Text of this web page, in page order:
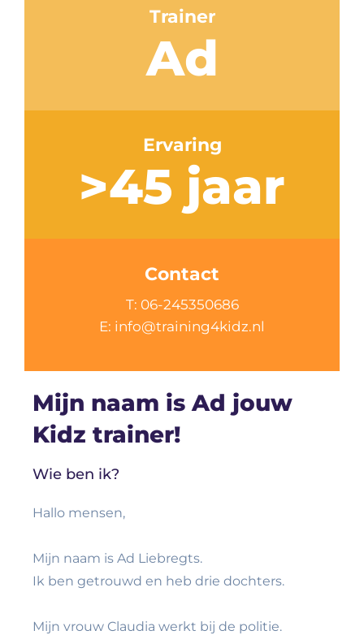
Trainer
Ad
Ervaring
>45 jaar
Contact
T: 06-245350686
E: info@training4kidz.nl
Mijn naam is Ad jouw
Kidz trainer!
Wie ben ik?
Hallo mensen,
Mijn naam is Ad Liebregts.
Ik ben getrouwd en heb drie dochters.
Mijn vrouw Claudia werkt bij de politie.